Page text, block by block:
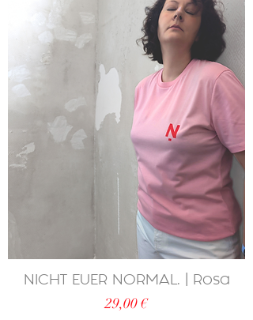
NICHT EUER NORMAL. | Rosa
Preis
29,00 €